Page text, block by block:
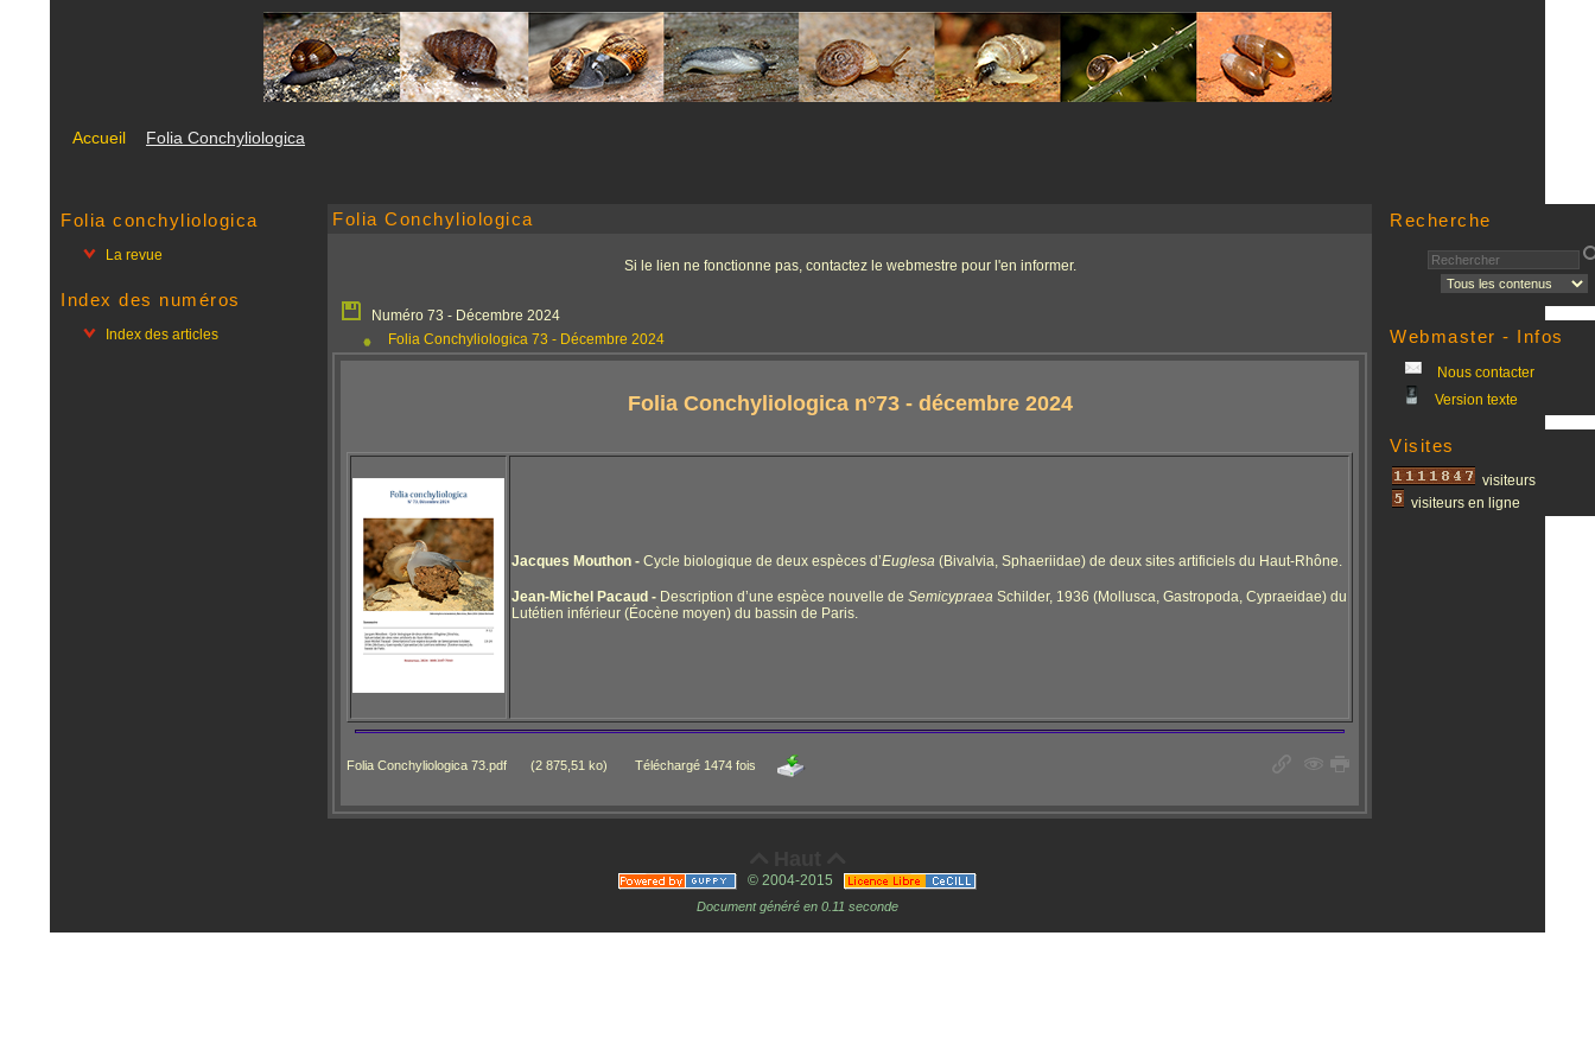
Accueil Folia Conchyliologica
Folia conchyliologica
La revue
Index des numéros
Index des articles
Folia Conchyliologica
Si le lien ne fonctionne pas, contactez le webmestre pour l'en informer.
Numéro 73 - Décembre 2024
Folia Conchyliologica 73 - Décembre 2024
Folia Conchyliologica n°73 - décembre 2024
Jacques Mouthon - Cycle biologique de deux espèces d’Euglesa (Bivalvia, Sphaeriidae) de deux sites artificiels du Haut-Rhône.
Jean-Michel Pacaud - Description d’une espèce nouvelle de Semicypraea Schilder, 1936 (Mollusca, Gastropoda, Cypraeidae) du
Lutétien inférieur (Éocène moyen) du bassin de Paris.
Folia Conchyliologica 73.pdf (2 875,51 ko) Téléchargé 1474 fois
Recherche
Webmaster - Infos
Nous contacter
Version texte
Visites
visiteurs
visiteurs en ligne
© 2004-2015
Document généré en 0.11 seconde